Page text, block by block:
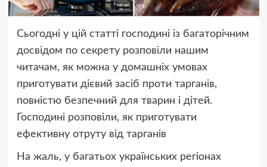
Сьогодні у цій статті господині із багаторічним
досвідом по секрету розповіли нашим
читачам, як можна у домашніх умовах
приготувати дієвий засіб проти тарганів,
повністю безпечний для тварин і дітей.
Господині розповіли, як приготувати
ефективну отруту від тарганів
На жаль, у багатьох українських регіонах